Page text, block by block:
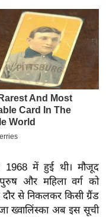
में हुई थी। मौजूद
और महिला वर्ग को
से निकलकर किसी ग्रैंड
ख्वालिंस्का अब इस सूची